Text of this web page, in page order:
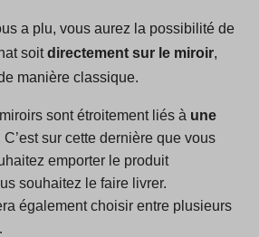
a plu, vous aurez la possibilité de
soitdirectement sur le miroir,
manière classique.
sont étroitement liés à une
C’est sur cette dernière que vous
emporter le produit
souhaitez le faire livrer.
également choisir entre plusieurs